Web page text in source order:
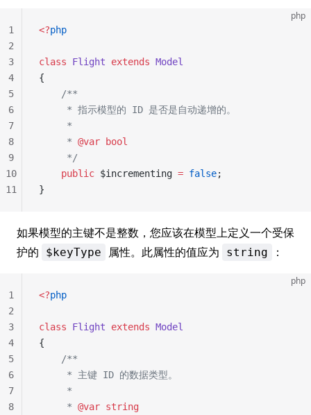
php
<?php
class Flight extends Model
{
    /**
     * 指示模型的 ID 是否是自动递增的。
     *
     *
@var bool
     */
    public
$incrementing = false;
}
1
2
3
4
5
6
7
8
9
10
11
如果模型的主键不是整数，您应该在模型上定义一个受保
护的
$keyType 属性。此属性的值应为 string ：
php
<?php
class Flight extends Model
{
    /**
     * 主键 ID 的数据类型。
     *
     *
@var string
1
2
3
4
5
6
7
8